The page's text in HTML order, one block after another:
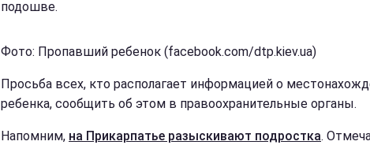
подошве.
Фото: Пропавший ребенок (facebook.com/dtp.kiev.ua)
Просьба всех, кто располагает информацией о
ребенка, сообщить об этом в правоохранительные органы.
Напомним, на Прикарпатье разыскивают подростка.